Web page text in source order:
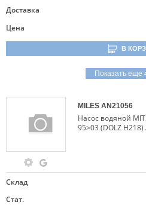
Доставка
Цена
В
Показать еще
MILES AN21056
Насос водяной
95>03 (DOLZ
Склад
Стат.